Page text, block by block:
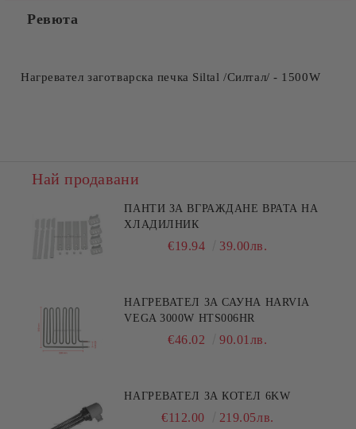
Ревюта
Нагревател заготварска печка Siltal /Силтал/ - 1500W
Най продавани
ПАНТИ ЗА ВГРАЖДАНЕ ВРАТА НА
ХЛАДИЛНИК
€19.94 39.00лв.
НАГРЕВАТЕЛ ЗА САУНА HARVIA
VEGA 3000W HTS006HR
€46.02 90.01лв.
НАГРЕВАТЕЛ ЗА КОТЕЛ 6KW
€112.00 219.05лв.